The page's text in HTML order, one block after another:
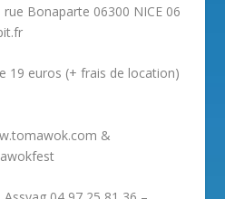
Bonaparte 06300 NICE 06
19 euros (+ frais de location)
&